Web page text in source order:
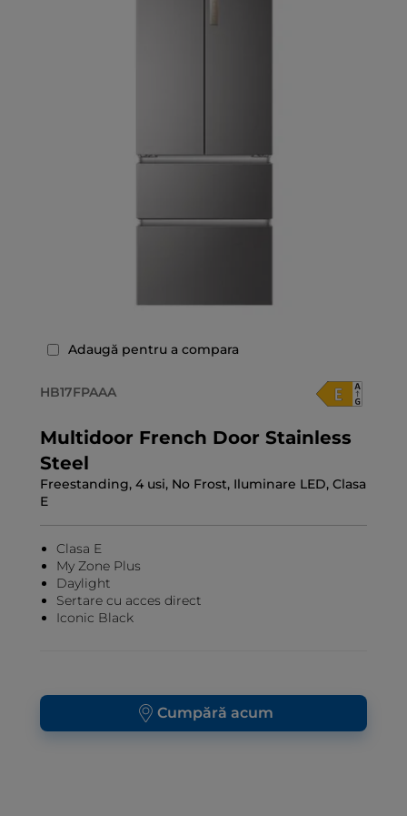
Adaugă pentru a compara
HB17FPAAA
Multidoor French Door Stainless
Steel
Freestanding, 4 usi, No Frost, Iluminare LED, Clasa
E
Clasa E
My Zone Plus
Daylight
Sertare cu acces direct
Iconic Black
Cumpără acum